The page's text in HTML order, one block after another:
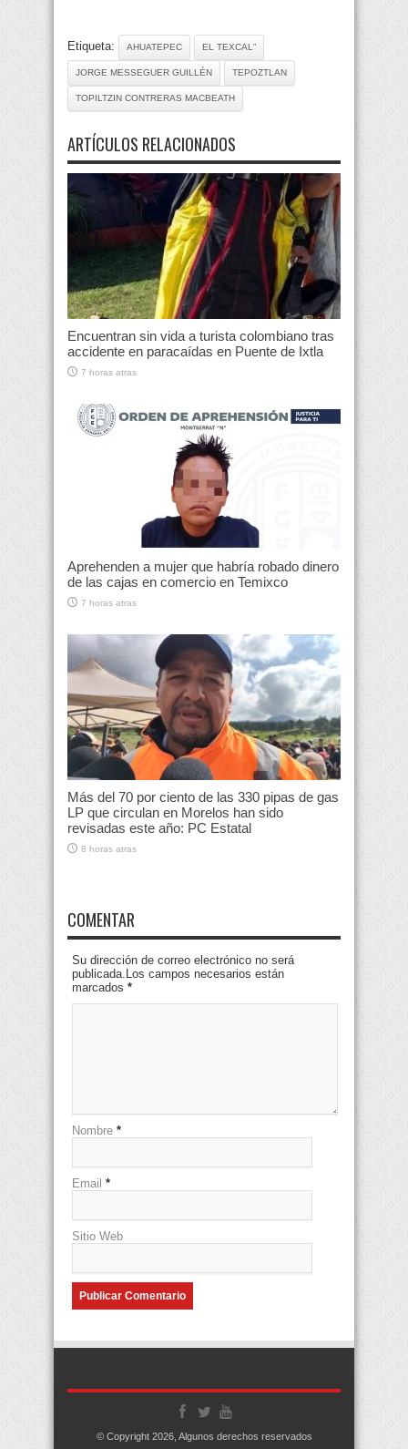
Etiqueta: AHUATEPEC EL TEXCAL”
JORGE MESSEGUER GUILLÉN TEPOZTLAN
TOPILTZIN CONTRERAS MACBEATH
ARTÍCULOS RELACIONADOS
Encuentran sin vida a turista colombiano tras
accidente en paracaídas en Puente de Ixtla
7 horas atras
Aprehenden a mujer que habría robado dinero
de las cajas en comercio en Temixco
7 horas atras
Más del 70 por ciento de las 330 pipas de gas
LP que circulan en Morelos han sido
revisadas este año: PC Estatal
8 horas atras
COMENTAR
Su dirección de correo electrónico no será
publicada.Los campos necesarios están
marcados *
Nombre *
Email *
Sitio Web
© Copyright 2026, Algunos derechos reservados